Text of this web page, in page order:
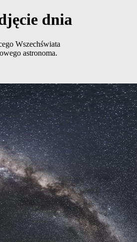
dnia
Wszechświata
astronoma.